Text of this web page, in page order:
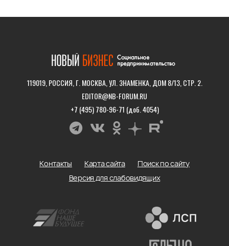
119019, РОССИЯ, Г. МОСКВА, УЛ. ЗНАМЕНКА, ДОМ 8/13, СТР. 2.
EDITOR@NB-FORUM.RU
+7 (495) 780-96-71 (доб. 4054)
Контакты Карта сайта
Поиск по сайту
Версия для слабовидящих